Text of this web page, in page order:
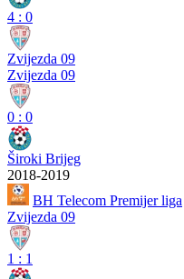
4 : 0
Zvijezda 09
Zvijezda 09
0 : 0
Široki Brijeg
2018-2019
BH Telecom Premijer liga
Zvijezda 09
1 : 1